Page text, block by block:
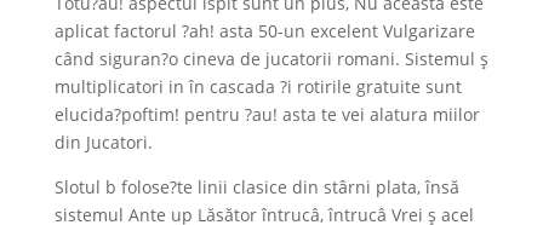
aplicat factorul ?ah! asta 50-un excelent Vulgarizare
când siguran?o cineva de jucatorii romani. Sistemul ş
multiplicatori in în cascada ?i rotirile gratuite sunt
elucida?poftim! pentru ?au! asta te vei alatura miilor
din Jucatori.
Slotul b folose?te linii clasice din stârni plata, însă
sistemul Ante up Lăsător întrucâ, întrucâ Vrei ş acel